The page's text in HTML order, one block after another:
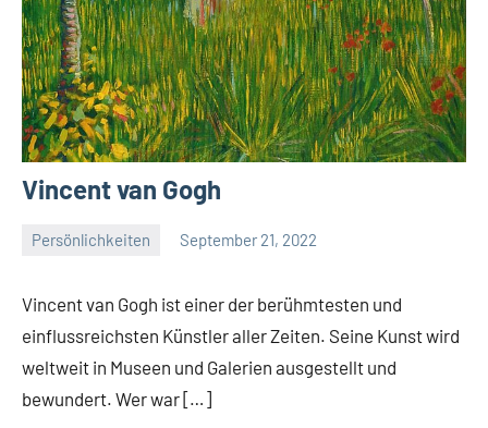
Vincent van Gogh
Persönlichkeiten September 21, 2022
Vincent van Gogh ist einer der berühmtesten und
einflussreichsten Künstler aller Zeiten. Seine Kunst wird
weltweit in Museen und Galerien ausgestellt und
bewundert. Wer war […]